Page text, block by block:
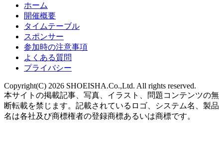
ホーム
開催概要
タイムテーブル
スポンサー
参加時の注意事項
よくある質問
プライバシー
Copyright(C) 2026 SHOEISHA.Co.,Ltd. All rights reserved.
本サイトの掲載記事、写真、イラスト、問題コンテンツの無
断転載を禁じます。記載されているロゴ、システム名、製品
名は各社及び商標権者の登録商標あるいは商標です。